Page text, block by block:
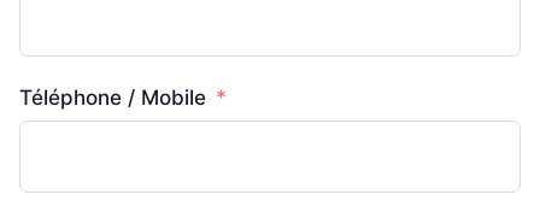
Téléphone / Mobile